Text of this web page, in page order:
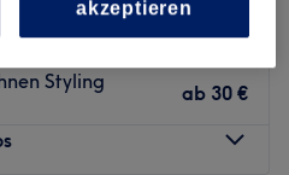
ab
Styling
ab 30 €
akzeptieren